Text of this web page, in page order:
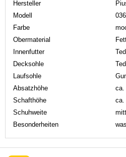
Hersteller
Modell
Farbe
Obermaterial
Innenfutter
Decksohle
Laufsohle
Absatzhöhe
ca.
Schafthöhe
ca.
Schuhweite
Besonderheiten